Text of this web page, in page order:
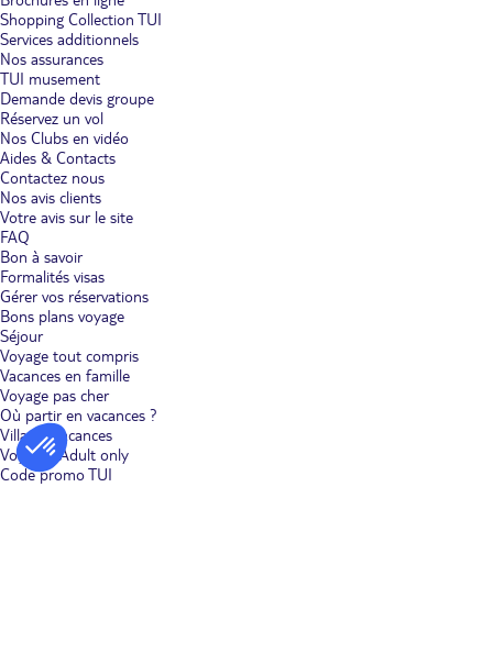
Shopping Collection TUI
Services additionnels
Nos assurances
TUI musement
Demande devis groupe
Réservez un vol
Nos Clubs en vidéo
Aides & Contacts
Contactez nous
Nos avis clients
Votre avis sur le site
FAQ
Bon à savoir
Formalités visas
Gérer vos réservations
Bons plans voyage
Séjour
Voyage tout compris
Vacances en famille
Voyage pas cher
Où partir en vacances ?
Villages vacances
Voyages Adult only
Code promo TUI